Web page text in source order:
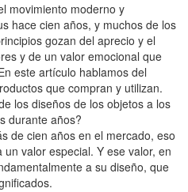
movimiento moderno y
hace cien años, y muchos de los
gozan del aprecio y el
y de un valor emocional que
este artículo hablamos del
que compran y utilizan.
los diseños de los objetos a los
durante años?
de cien años en el mercado, eso
un valor especial. Y ese valor, en
a su diseño, que